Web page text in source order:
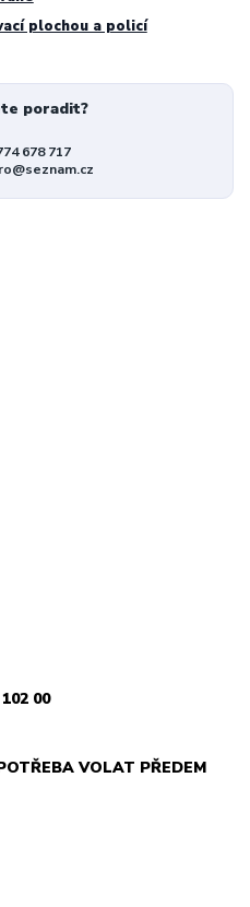
plochou a policí
poradit?
678 717
00
VOLAT PŘEDEM